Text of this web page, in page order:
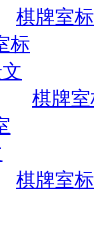
棋牌室
棋牌
棋牌室